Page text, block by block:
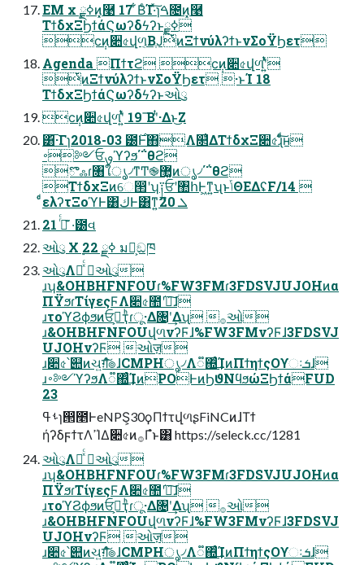
EM x ࣮ߦྗͷ͓࿩ 17 ͋ΒͨΊ·ͯ͠ɿࠓ೔ͷ͓࿩
ΤϯδχΞϦϯάϚωʔδϟʔͱ࣮ߦྗ
ϲ݄ͷ૊৫վળ͔ΒֶͿͭͷΞϯνύλʔϯͱνΣοΫϦετ
Agenda Πϯτϩ ϲ݄ͷ૊৫վળʹ͍ͭͯ
ͭͷΞϯνύλʔϯͱνΣοΫϦετ ·ͱΊ 18
ΤϯδχΞϦϯάϚωʔδϟʔͱઓུ
ϲ݄ͷ૊৫վળʹ͍ͭͯ 19 ͞Βʹͭ·Δͱ͜Ζ
͸͡·Γɿ2018-03 ౰࣌Ͱ΋Λ௒͑ΔΤϯδχΞ૊৫ɻͨͩ͠ʜ
࠾༻ਓࡐϓʔϧ΄΅θϩ
ొஃɾ৘ใൃ৴ͳͲ֎޲͚ͷൃ৴΄΅θϩ
ΤϯδχΞͷେ൒ʹʮ༑ਓʹ঺հͰ͖ͳ͍ʯͱݴΘΕΔʢF/14 
ͨͩελʔτΞοϓͰ͸كͰ͸ͳ͍ޫܠ 20
ࠔͬͨ 21 ·͊౰વ
ઓུ X ࣮ߦྗ 22 มԽ͕ඞཁ
ઓུΛཱͯͨ ઓུ
ɹʮ&OHBHFNFOUɾ%FW3FMɾ3FDSVJUJOHͷα
ΠΫϧɾΤίγεςϜΛ૊৫಺ʹཱ֬͠ɺ
ɹτοϓϨϕϧͷਓࡐ͕ҭͪɾू·Δ৔ʹ͢Δʯ ࡞ઓ
ɹ&OHBHFNFOUվળνʔϜɺ%FW3FMνʔϜɺ3FDSVJ
UJOHνʔϜ ઓज़
ɹ૊৫՝୊ͷચ͍ग़͠ํ๏ɺCMPHൃ৴Λ૿΍ͨ͢ΊͷΠϯηϯςΟϒઃܭɺ
ɹ࠾༻ϓʔϧΛ૿΍ͨ͢ΊͷPOͰͷϦϑΝϥϧώΞϦϯάFUD
23
ࢀߟɿ൒೥ͰeNPS͕30ϙΠϯτվળʂFiNCͷɺΤϯ
ήʔδϝϯτΛߴΊΔ૊৫ͷ࡞Γํͱ͸ https://seleck.cc/1281
ઓུΛཱͯͨ ઓུ
ɹʮ&OHBHFNFOUɾ%FW3FMɾ3FDSVJUJOHͷα
ΠΫϧɾΤίγεςϜΛ૊৫಺ʹཱ֬͠ɺ
ɹτοϓϨϕϧͷਓࡐ͕ҭͪɾू·Δ৔ʹ͢Δʯ ࡞ઓ
ɹ&OHBHFNFOUվળνʔϜɺ%FW3FMνʔϜɺ3FDSVJ
UJOHνʔϜ ઓज़
ɹ૊৫՝୊ͷચ͍ग़͠ํ๏ɺCMPHൃ৴Λ૿΍ͨ͢ΊͷΠϯηϯςΟϒઃܭɺ